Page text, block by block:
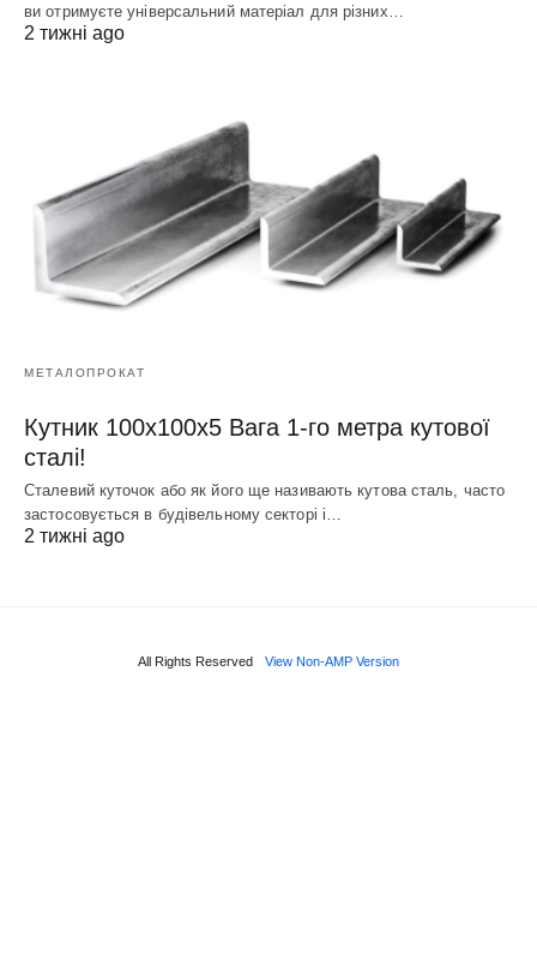
ви отримуєте універсальний матеріал для різних…
2 тижні ago
МЕТАЛОПРОКАТ
Кутник 100х100х5 Вага 1-го метра кутової
сталі!
Сталевий куточок або як його ще називають кутова сталь, часто
застосовується в будівельному секторі і…
2 тижні ago
All Rights Reserved View Non-AMP Version